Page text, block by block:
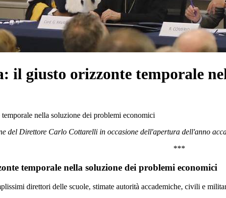
il giusto orizzonte temporale
nella soluzione dei problemi economici
del Direttore Carlo Cottarelli in occasione dell'apertura dell'anno
***
temporale nella soluzione dei problemi economici
direttori delle scuole, stimate autorità accademiche, civili e